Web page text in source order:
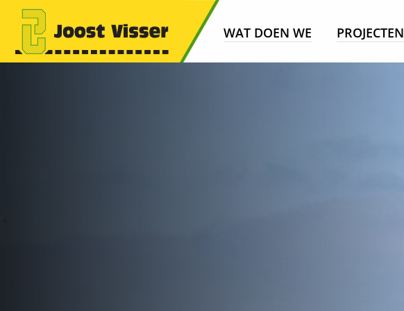
WAT DOEN WE PROJECTEN